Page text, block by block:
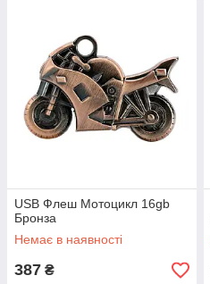
USB Флеш Мотоцикл 16gb
Бронза
Немає в наявності
387 ₴